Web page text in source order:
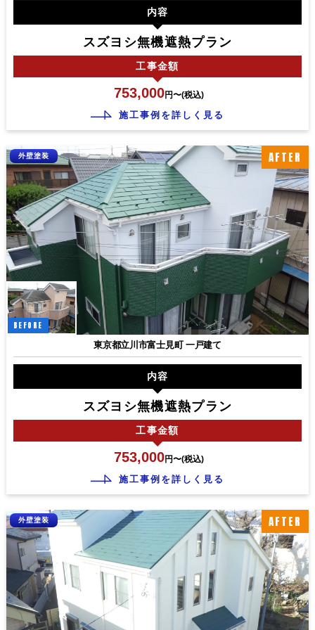
内容
スズヨシ無機遮熱プラン
工事金額
753,000円〜(税込)
施工事例を詳しく見る
AFTER
BEFORE
外壁塗装
東京都立川市富士見町 一戸建て
内容
スズヨシ無機遮熱プラン
工事金額
753,000円〜(税込)
施工事例を詳しく見る
AFTER
外壁塗装